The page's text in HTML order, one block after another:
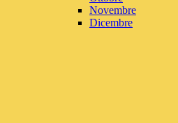
Novembre
Dicembre